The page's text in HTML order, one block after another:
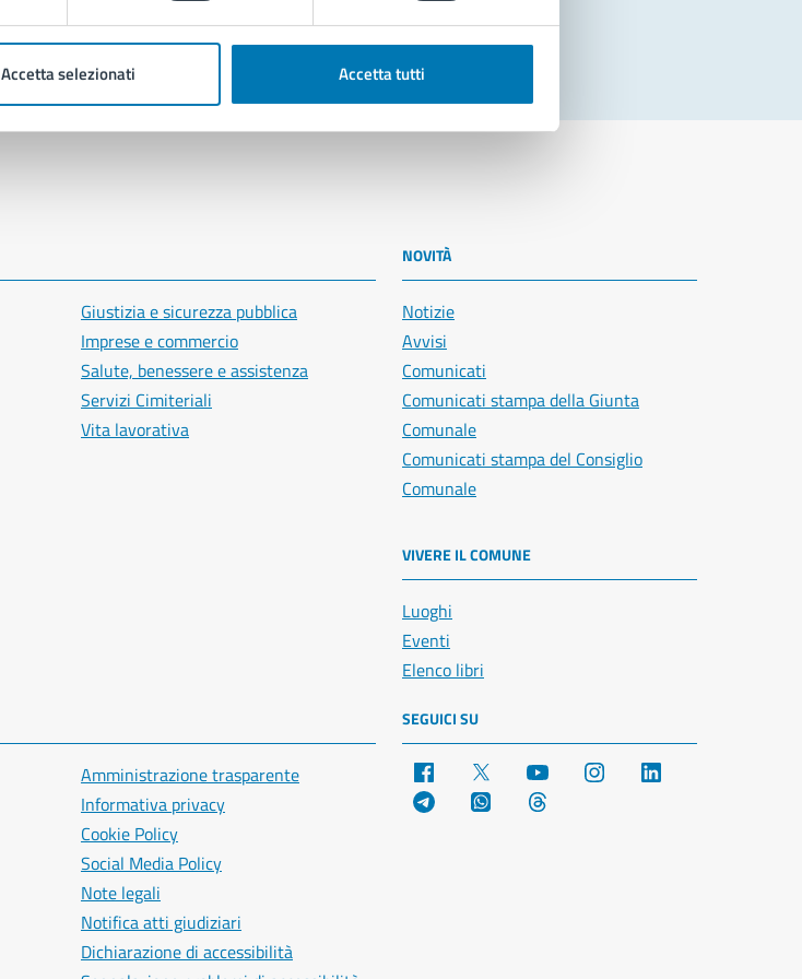
Accetta selezionati Accetta tutti
Giustizia e sicurezza pubblica
Imprese e commercio
Salute, benessere e assistenza
Servizi Cimiteriali
Vita lavorativa
NOVITÀ
Notizie
Avvisi
Comunicati
Comunicati stampa della Giunta
Comunale
Comunicati stampa del Consiglio
Comunale
VIVERE IL COMUNE
Luoghi
Eventi
Elenco libri
Amministrazione trasparente
Informativa privacy
Cookie Policy
Social Media Policy
Note legali
Notifica atti giudiziari
Dichiarazione di accessibilità
SEGUICI SU
Facebook YouTube Instagram
Telegram WhatsApp